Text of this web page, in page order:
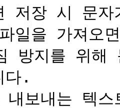
저장 시 문
일을 가져오
방지를 위해
다.
내보내는 텍